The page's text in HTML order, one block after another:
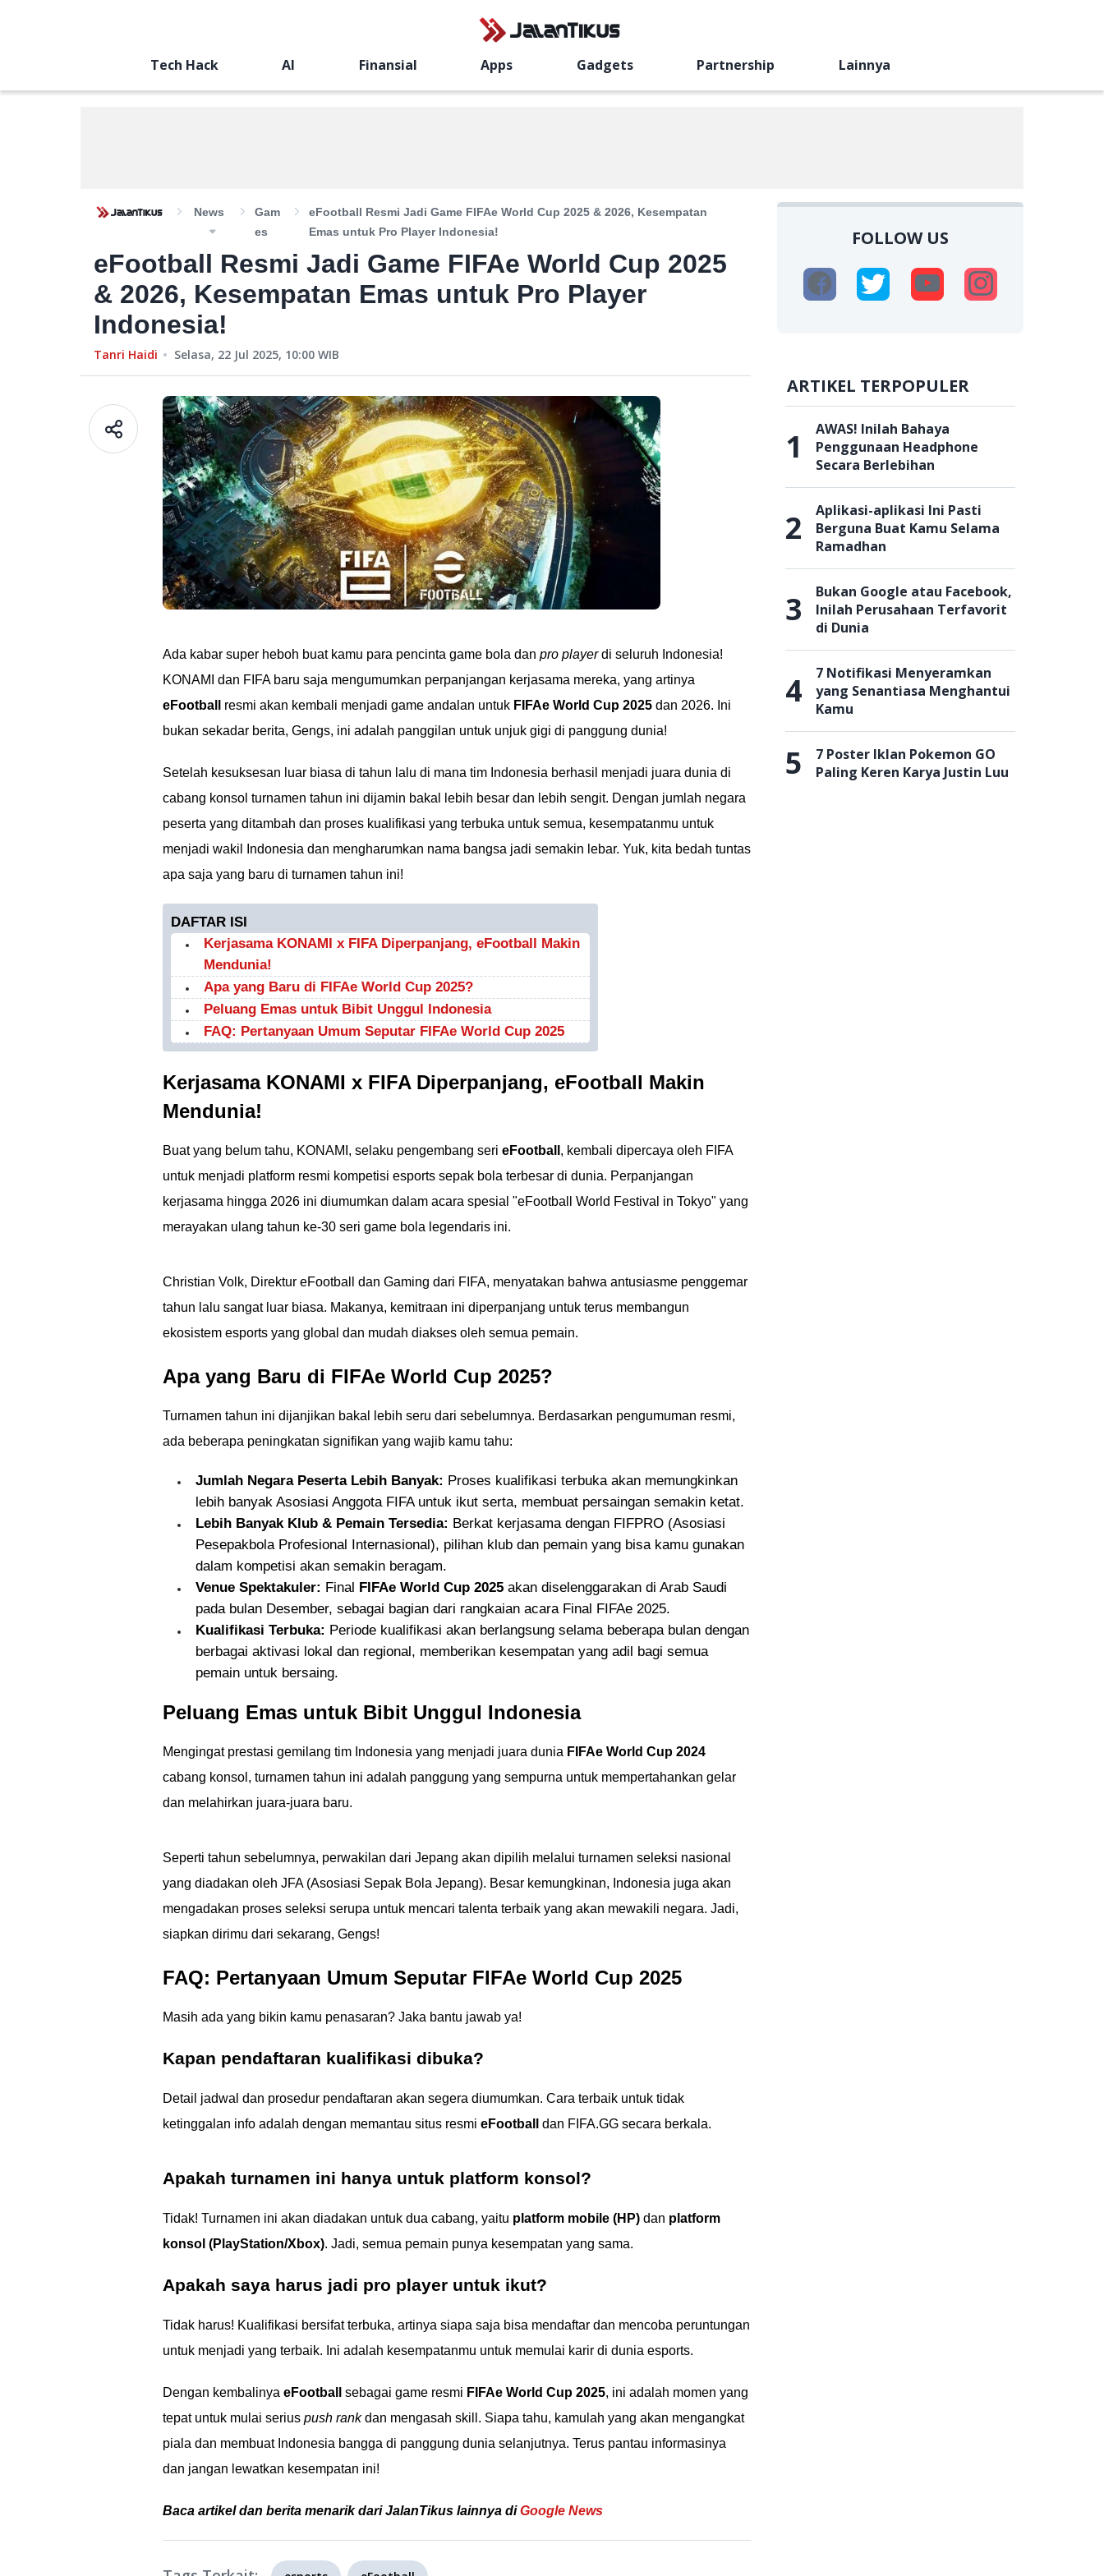
Tech Hack AI Finansial Apps Gadgets Partnership Lainnya
News
Gam
Es
eFootball Resmi Jadi Game FIFAe World Cup 2025 & 2026, Kesempatan
Emas untuk Pro Player Indonesia!
eFootball Resmi Jadi Game FIFAe World Cup 2025
& 2026, Kesempatan Emas untuk Pro Player
Indonesia!
Tanri Haidi Selasa, 22 Jul 2025, 10:00 WIB
Ada kabar super heboh buat kamu para pencinta game bola dan pro playerdi seluruh Indonesia!
KONAMI dan FIFA baru saja mengumumkan perpanjangan kerjasama mereka, yang artinya
eFootball
resmi akan kembali menjadi game andalan untuk FIFAe World Cup 2025 dan 2026. Ini
bukan sekadar berita, Gengs, ini adalah panggilan untuk unjuk gigi di panggung dunia!
Setelah kesuksesan luar biasa di tahun lalu di mana tim Indonesia berhasil menjadi juara dunia di
cabang konsol turnamen tahun ini dijamin bakal lebih besar dan lebih sengit. Dengan jumlah negara
peserta yang ditambah dan proses kualifikasi yang terbuka untuk semua, kesempatanmu untuk
menjadi wakil Indonesia dan mengharumkan nama bangsa jadi semakin lebar. Yuk, kita bedah tuntas
apa saja yang baru di turnamen tahun ini!
DAFTAR ISI
Kerjasama KONAMI x FIFA Diperpanjang, eFootball Makin
Mendunia!
Apa yang Baru di FIFAe World Cup 2025?
Peluang Emas untuk Bibit Unggul Indonesia
FAQ: Pertanyaan Umum Seputar FIFAe World Cup 2025
Kerjasama KONAMI x FIFA Diperpanjang, eFootball Makin
Mendunia!
Buat yang belum tahu, KONAMI, selaku pengembang seri eFootball , kembali dipercaya oleh FIFA
untuk menjadi platform resmi kompetisi esports sepak bola terbesar di dunia. Perpanjangan
kerjasama hingga 2026 ini diumumkan dalam acara spesial "eFootball World Festival in Tokyo" yang
merayakan ulang tahun ke-30 seri game bola legendaris ini.
Christian Volk, Direktur eFootball dan Gaming dari FIFA, menyatakan bahwa antusiasme penggemar
tahun lalu sangat luar biasa. Makanya, kemitraan ini diperpanjang untuk terus membangun
ekosistem esports yang global dan mudah diakses oleh semua pemain.
Apa yang Baru di FIFAe World Cup 2025?
Turnamen tahun ini dijanjikan bakal lebih seru dari sebelumnya. Berdasarkan pengumuman resmi,
ada beberapa peningkatan signifikan yang wajib kamu tahu:
Jumlah Negara Peserta Lebih Banyak: Proses kualifikasi terbuka akan memungkinkan
lebih banyak Asosiasi Anggota FIFA untuk ikut serta, membuat persaingan semakin ketat.
Lebih Banyak Klub & Pemain Tersedia: Berkat kerjasama dengan FIFPRO (Asosiasi
Pesepakbola Profesional Internasional), pilihan klub dan pemain yang bisa kamu gunakan
dalam kompetisi akan semakin beragam.
Venue Spektakuler: Final FIFAe World Cup 2025 akan diselenggarakan di Arab Saudi
pada bulan Desember, sebagai bagian dari rangkaian acara Final FIFAe 2025.
Kualifikasi Terbuka: Periode kualifikasi akan berlangsung selama beberapa bulan dengan
berbagai aktivasi lokal dan regional, memberikan kesempatan yang adil bagi semua
pemain untuk bersaing.
Peluang Emas untuk Bibit Unggul Indonesia
Mengingat prestasi gemilang tim Indonesia yang menjadi juara dunia FIFAe World Cup 2024
cabang konsol, turnamen tahun ini adalah panggung yang sempurna untuk mempertahankan gelar
dan melahirkan juara-juara baru.
Seperti tahun sebelumnya, perwakilan dari Jepang akan dipilih melalui turnamen seleksi nasional
yang diadakan oleh JFA (Asosiasi Sepak Bola Jepang). Besar kemungkinan, Indonesia juga akan
mengadakan proses seleksi serupa untuk mencari talenta terbaik yang akan mewakili negara. Jadi,
siapkan dirimu dari sekarang, Gengs!
FAQ: Pertanyaan Umum Seputar FIFAe World Cup 2025
Masih ada yang bikin kamu penasaran? Jaka bantu jawab ya!
Kapan pendaftaran kualifikasi dibuka?
Detail jadwal dan prosedur pendaftaran akan segera diumumkan. Cara terbaik untuk tidak
ketinggalan info adalah dengan memantau situs resmi eFootball dan FIFA.GG secara berkala.
Apakah turnamen ini hanya untuk platform konsol?
Tidak! Turnamen ini akan diadakan untuk dua cabang, yaitu platform mobile (HP) dan platform
konsol (PlayStation/Xbox). Jadi, semua pemain punya kesempatan yang sama.
Apakah saya harus jadi pro player untuk ikut?
Tidak harus! Kualifikasi bersifat terbuka, artinya siapa saja bisa mendaftar dan mencoba peruntungan
untuk menjadi yang terbaik. Ini adalah kesempatanmu untuk memulai karir di dunia esports.
Dengan kembalinya eFootball sebagai game resmi FIFAe World Cup 2025, ini adalah momen yang
tepat untuk mulai serius push rankdan mengasah skill. Siapa tahu, kamulah yang akan mengangkat
piala dan membuat Indonesia bangga di panggung dunia selanjutnya. Terus pantau informasinya
dan jangan lewatkan kesempatan ini!
Baca artikel dan berita menarik dari JalanTikus lainnya diGoogle News
FOLLOW US
ARTIKEL TERPOPULER
1
AWAS! Inilah Bahaya
Penggunaan Headphone
Secara Berlebihan
2
Aplikasi-aplikasi Ini Pasti
Berguna Buat Kamu Selama
Ramadhan
3
Bukan Google atau Facebook,
Inilah Perusahaan Terfavorit
di Dunia
4
7 Notifikasi Menyeramkan
yang Senantiasa Menghantui
Kamu
5
7 Poster Iklan Pokemon GO
Paling Keren Karya Justin Luu